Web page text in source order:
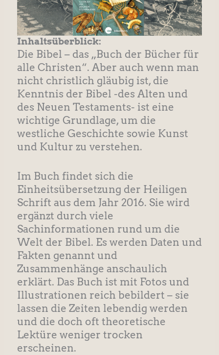
Inhaltsüberblick:
Die Bibel – das „Buch der Bücher für
alle Christen“. Aber auch wenn man
nicht christlich gläubig ist, die
Kenntnis der Bibel -des Alten und
des Neuen Testaments- ist eine
wichtige Grundlage, um die
westliche Geschichte sowie Kunst
und Kultur zu verstehen.
Im Buch findet sich die
Einheitsübersetzung der Heiligen
Schrift aus dem Jahr 2016. Sie wird
ergänzt durch viele
Sachinformationen rund um die
Welt der Bibel. Es werden Daten und
Fakten genannt und
Zusammenhänge anschaulich
erklärt. Das Buch ist mit Fotos und
Illustrationen reich bebildert – sie
lassen die Zeiten lebendig werden
und die doch oft theoretische
Lektüre weniger trocken
erscheinen.